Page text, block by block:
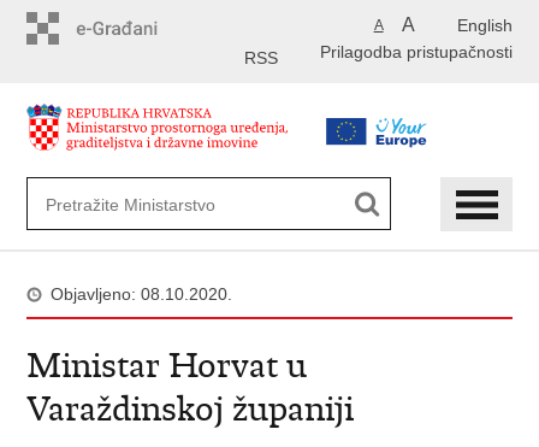
English
A A
Prilagodba pristupačnosti
RSS
Objavljeno: 08.10.2020.
Ministar Horvat u
Varaždinskoj županiji